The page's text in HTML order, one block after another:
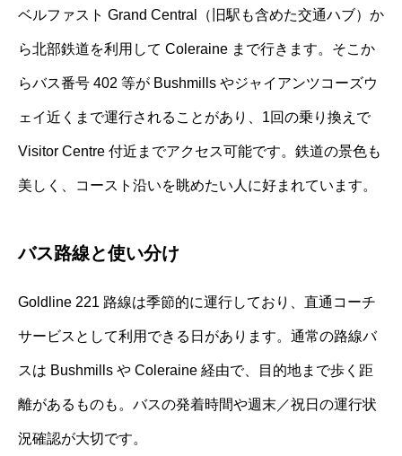
ベルファスト Grand Central（旧駅も含めた交通ハブ）か
ら北部鉄道を利用して Coleraine まで行きます。そこか
らバス番号 402 等が Bushmills やジャイアンツコーズウ
ェイ近くまで運行されることがあり、1回の乗り換えで
Visitor Centre 付近までアクセス可能です。鉄道の景色も
美しく、コースト沿いを眺めたい人に好まれています。
バス路線と使い分け
Goldline 221 路線は季節的に運行しており、直通コーチ
サービスとして利用できる日があります。通常の路線バ
スは Bushmills や Coleraine 経由で、目的地まで歩く距
離があるものも。バスの発着時間や週末／祝日の運行状
況確認が大切です。